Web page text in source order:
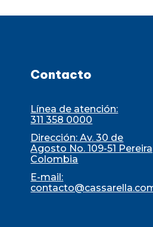
Contacto
Línea de atención:
311 358 0000
Dirección: Av. 30 de
Agosto No. 109-51
Colombia
E-mail: